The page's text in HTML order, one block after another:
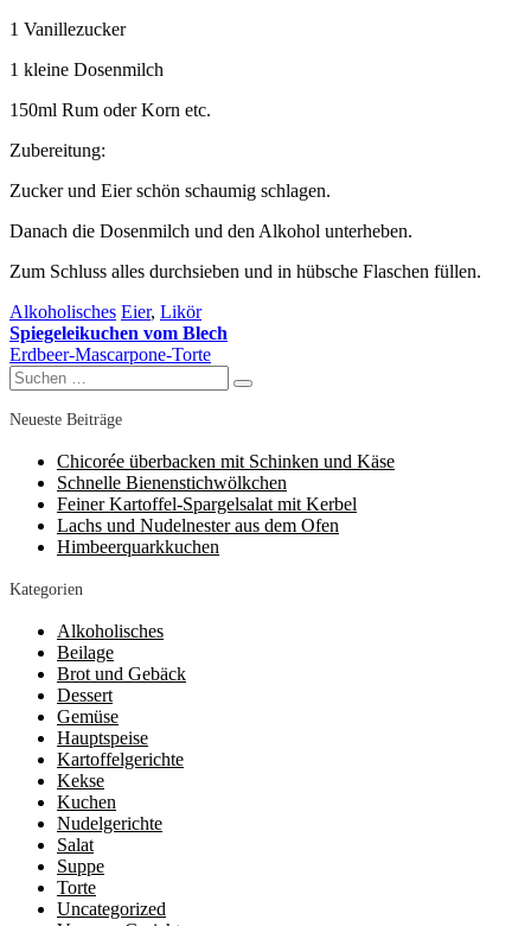
1 Vanillezucker
1 kleine Dosenmilch
150ml Rum oder Korn etc.
Zubereitung:
Zucker und Eier schön schaumig schlagen.
Danach die Dosenmilch und den Alkohol unterheben.
Zum Schluss alles durchsieben und in hübsche Flaschen füllen.
Alkoholisches Eier, Likör
Beitragsnavigation
Spiegeleikuchen vom Blech
Erdbeer-Mascarpone-Torte
Suchen
nach:
Suchen
Neueste Beiträge
Chicorée überbacken mit Schinken und Käse
Schnelle Bienenstichwölkchen
Feiner Kartoffel-Spargelsalat mit Kerbel
Lachs und Nudelnester aus dem Ofen
Himbeerquarkkuchen
Kategorien
Alkoholisches
Beilage
Brot und Gebäck
Dessert
Gemüse
Hauptspeise
Kartoffelgerichte
Kekse
Kuchen
Nudelgerichte
Salat
Suppe
Torte
Uncategorized